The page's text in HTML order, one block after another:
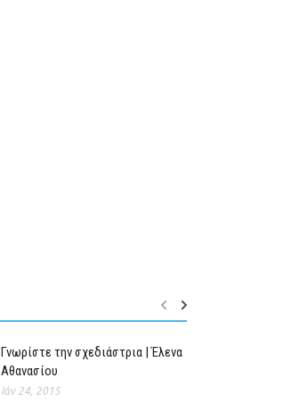
Γνωρίστε την σχεδιάστρια | Έλενα
Αθανασίου
Ιάν 24, 2015